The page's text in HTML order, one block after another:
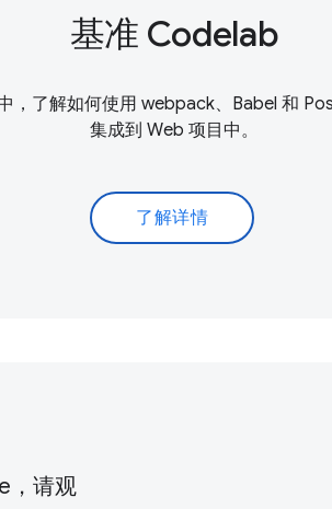
基准 Codelab
，了解如何使用 webpack、Babel 和
集成到 Web 项目中。
了解详情
，请观